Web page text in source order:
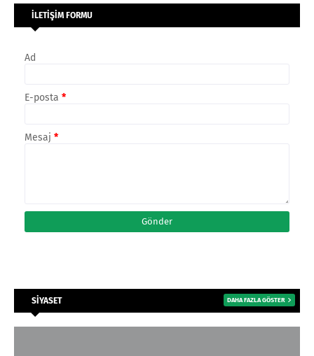
İLETİŞİM FORMU
Ad
E-posta *
Mesaj *
SİYASET DAHA FAZLA GÖSTER